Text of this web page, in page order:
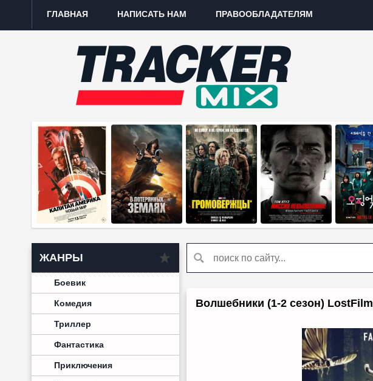
ГЛАВНАЯ НАПИСАТЬ НАМ ПРАВООБЛАДАТЕЛЯМ
ЖАНРЫ
Боевик
Комедия
Триллер
Фантастика
Приключения
Волшебники (1-2 сезон) LostFilm